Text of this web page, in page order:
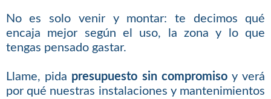
No es solo venir y montar: te decimos qué
encaja mejor según el uso, la zona y lo que
tengas pensado gastar.
Llame, pida presupuesto sin compromisoy verá
por qué nuestras instalaciones y mantenimientos